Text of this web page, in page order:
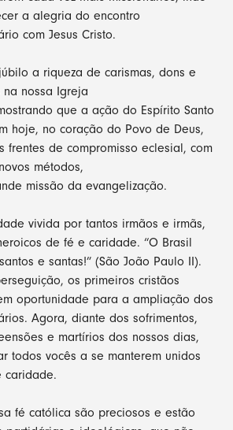
a alegria do encontro
com Jesus Cristo.
a riqueza de carismas, dons e
na nossa Igreja
que a ação do Espírito Santo
hoje, no coração do Povo de Deus,
frentes de compromisso eclesial, com
métodos,
missão da evangelização.
vivida por tantos irmãos e irmãs,
de fé e caridade. “O Brasil
e santas!” (São João Paulo II).
os primeiros cristãos
oportunidade para a ampliação dos
Agora, diante dos sofrimentos,
e martírios dos nossos dias,
todos vocês a se manterem unidos
caridade.
fé católica são preciosos e estão